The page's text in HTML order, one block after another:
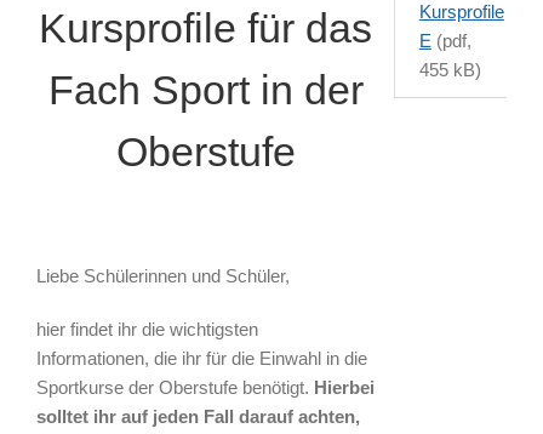
Kursprofile für das
Fach Sport in der
Oberstufe
Liebe Schülerinnen und Schüler,
hier findet ihr die wichtigsten
Informationen, die ihr für die Einwahl in die
Sportkurse der Oberstufe benötigt. Hierbei
solltet ihr auf jeden Fall darauf achten,
Kursprofile
E (pdf,
455 kB)